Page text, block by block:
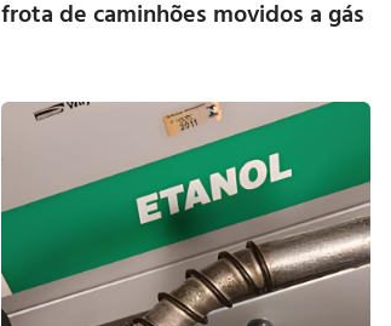
frota de caminhões movidos a gás